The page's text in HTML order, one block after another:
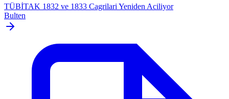
TÜBİTAK 1832 ve 1833 Cagrilari Yeniden Aciliyor
Bulten